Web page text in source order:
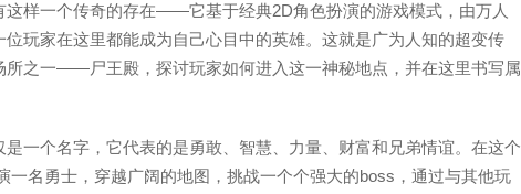
这样一个传奇的存在——它基于经典2D角色扮演的游戏模式，由万人
玩家在这里都能成为自己心目中的英雄。这就是广为人知的超变传
所之一——尸王殿，探讨玩家如何进入这一神秘地点，并在这里书写属
一个名字，它代表的是勇敢、智慧、力量、财富和兄弟情谊。在这个
一名勇士，穿越广阔的地图，挑战一个个强大的boss，通过与其他玩